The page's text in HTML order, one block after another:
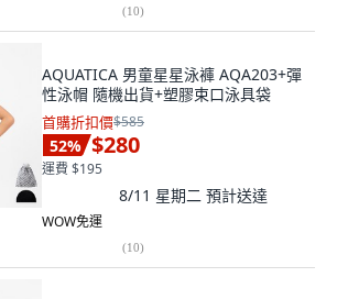
(10)
AQUATICA 男童星星泳褲 AQA203+彈
性泳帽 隨機出貨+塑膠束口泳具袋
首購折扣價$585
52% $280
運費 $195
8/11 星期二 預計送達
WOW免運
(10)